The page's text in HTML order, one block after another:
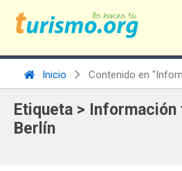
Inicio Contenido en
Etiqueta >
Berlín